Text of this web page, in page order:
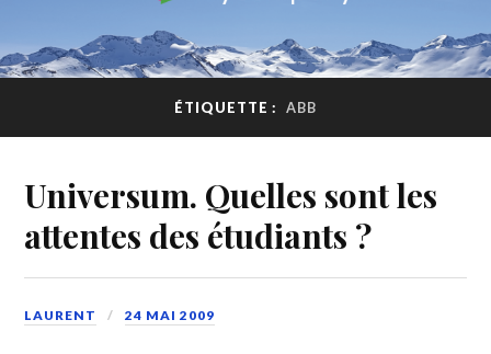
ÉTIQUETTE : ABB
Universum. Quelles sont les
attentes des étudiants ?
LAURENT 24 MAI 2009